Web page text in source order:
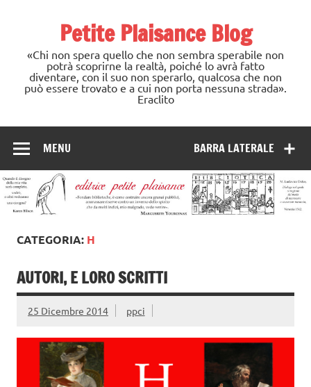
Petite Plaisance Blog
«Chi non spera quello che non sembra sperabile non
potrà scoprirne la realtà, poiché lo avrà fatto
diventare, con il suo non sperarlo, qualcosa che non
può essere trovato e a cui non porta nessuna strada».
Eraclito
BARRA LATERALE
MENU
CATEGORIA: H
AUTORI, E LORO SCRITTI
25 Dicembre 2014 ppci